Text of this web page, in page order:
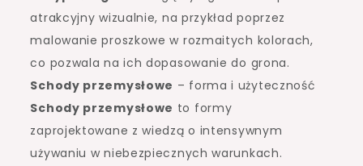
atrakcyjny wizualnie, na przykład poprzez
malowanie proszkowe w rozmaitych kolorach,
co pozwala na ich dopasowanie do grona.
Schody przemysłowe – forma i użyteczność
Schody przemysłowe to formy
zaprojektowane z wiedzą o intensywnym
używaniu w niebezpiecznych warunkach.